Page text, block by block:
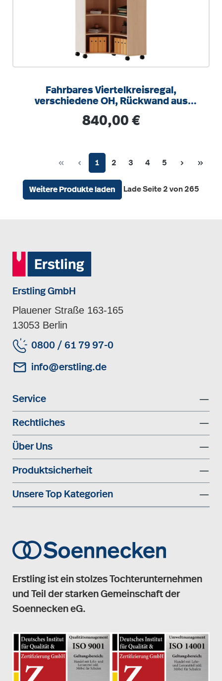
Fahrbares Viertelkreisregal,
verschiedene OH, Rückwand aus
Regulärer Preis:
840,00 €
Seite
1 Seite
2 Seite
3 Seite
4 Seite
5
Weitere Produkte laden Lade Seite 2 von 265
Erstling GmbH
Plauener Straße 163-165
13053 Berlin
0800 / 61 79 97-0
info@erstling.de
Service
Rechtliches
Über Uns
Produktsicherheit
Unsere Top Kategorien
Erstling ist ein stolzes Tochterunternehmen
und Teil der starken Gemeinschaft der
Soennecken eG.